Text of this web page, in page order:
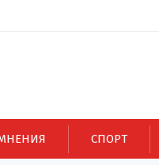
СПОРТ